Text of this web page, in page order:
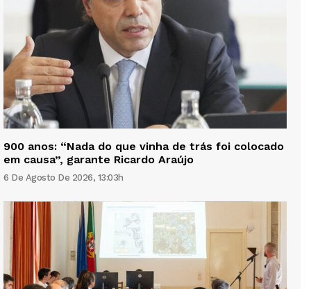
900 anos: “Nada do que vinha de trás foi colocado
em causa”, garante Ricardo Araújo
6 De Agosto De 2026, 13:03h